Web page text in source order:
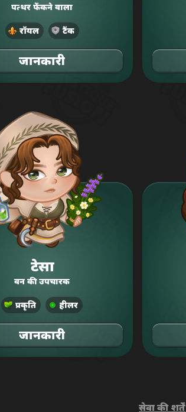
पत्थर फेंकने वाला
रॉयल टैंक
जानकारी
टेसा
वन की उपचारक
प्रकृति हीलर
जानकारी
सेवा की शर्तें